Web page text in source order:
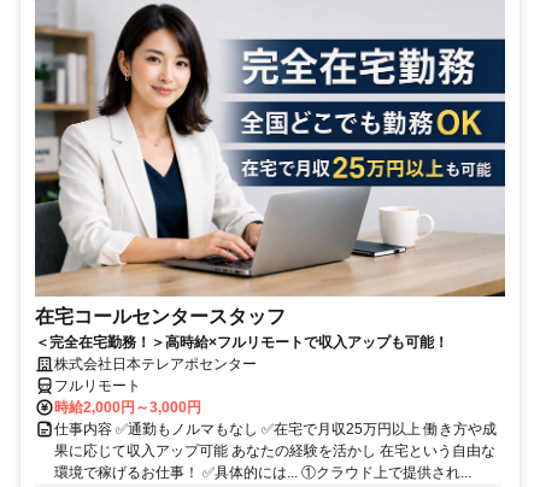
在宅コールセンタースタッフ
＜完全在宅勤務！＞高時給×フルリモートで収入アップも可能！
株式会社日本テレアポセンター
フルリモート
時給2,000円～3,000円
仕事内容 ✅通勤もノルマもなし ✅在宅で月収25万円以上 働き方や成
果に応じて収入アップ可能 あなたの経験を活かし 在宅という自由な
環境で稼げるお仕事！ ✅具体的には... ①クラウド上で提供され...